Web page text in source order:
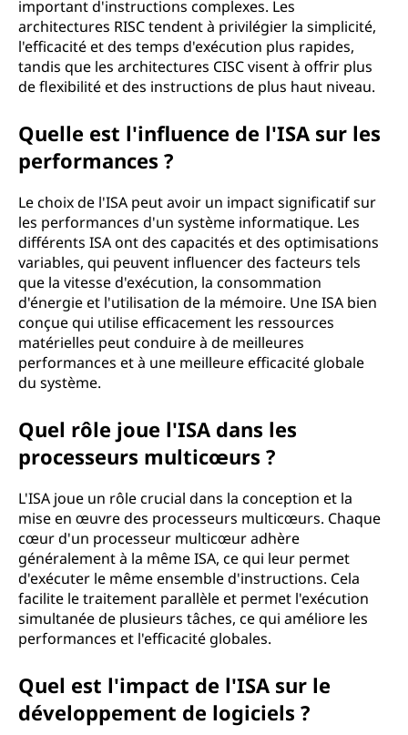
important d'instructions complexes. Les
architectures RISC tendent à privilégier la simplicité,
l'efficacité et des temps d'exécution plus rapides,
tandis que les architectures CISC visent à offrir plus
de flexibilité et des instructions de plus haut niveau.
Quelle est l'influence de l'ISA sur les
performances ?
Le choix de l'ISA peut avoir un impact significatif sur
les performances d'un système informatique. Les
différents ISA ont des capacités et des optimisations
variables, qui peuvent influencer des facteurs tels
que la vitesse d'exécution, la consommation
d'énergie et l'utilisation de la mémoire. Une ISA bien
conçue qui utilise efficacement les ressources
matérielles peut conduire à de meilleures
performances et à une meilleure efficacité globale
du système.
Quel rôle joue l'ISA dans les
processeurs multicœurs ?
L'ISA joue un rôle crucial dans la conception et la
mise en œuvre des processeurs multicœurs. Chaque
cœur d'un processeur multicœur adhère
généralement à la même ISA, ce qui leur permet
d'exécuter le même ensemble d'instructions. Cela
facilite le traitement parallèle et permet l'exécution
simultanée de plusieurs tâches, ce qui améliore les
performances et l'efficacité globales.
Quel est l'impact de l'ISA sur le
développement de logiciels ?